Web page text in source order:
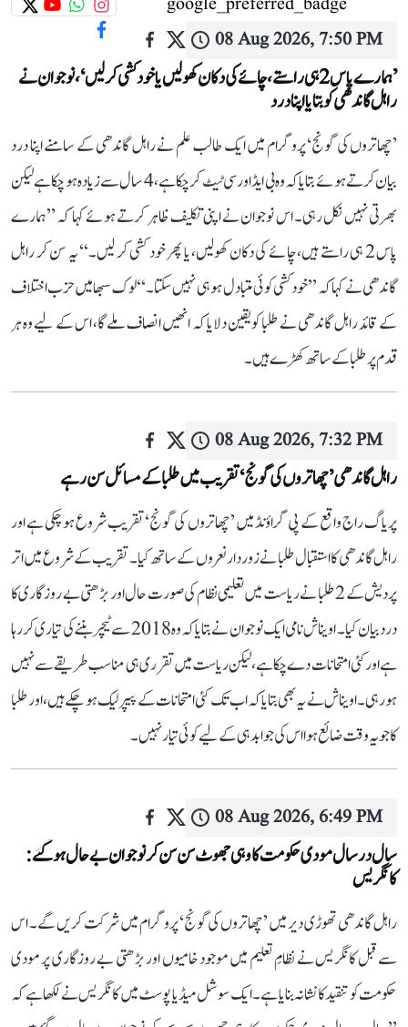
08 Aug 2026, 7:50 PM
’ہمارے پاس 2 ہی راستے، چائے کی دکان کھولیں یا خودکشی کر لیں‘، نوجوان نے
راہل گاندھی کو بتایا اپنا درد
’چھاتروں کی گونج‘ پروگرام میں ایک طالب علم نے راہل گاندھی کے سامنے اپنا درد
بیان کرتے ہوئے بتایا کہ وہ بی ایڈ اور سی ٹیٹ کر چکا ہے، 4 سال سے زیادہ ہو چکا ہے لیکن
بھرتی نہیں نکل رہی۔ اس نوجوان نے اپنی تکلیف ظاہر کرتے ہوئے کہا کہ ’’ہمارے
پاس 2 ہی راستے ہیں، چائے کی دکان کھولیں، یا پھر خود کشی کر لیں۔‘‘ یہ سن کر راہل
گاندھی نے کہا کہ ’’خودکشی کوئی متبادل ہو ہی نہیں سکتا۔‘‘ لوک سبھا میں حزب اختلاف
کے قائد راہل گاندھی نے طلبا کو یقین دلایا کہ انھیں انصاف ملے گا، اس کے لیے وہ ہر
قدم پر طلبا کے ساتھ کھڑے ہیں۔
08 Aug 2026, 7:32 PM
راہل گاندھی ’چھاتروں کی گونج‘ تقریب میں طلبا کے مسائل سن رہے
پریاگ راج واقع کے پی گراؤنڈ میں ’چھاتروں کی گونج‘ تقریب شروع ہو چکی ہے اور
راہل گاندھی کا استقبال طلبا نے زوردار نعروں کے ساتھ کیا۔ تقریب کے شروع میں اتر
پردیش کے 2 طلبا نے ریاست میں تعلیمی نظام کی صورت حال اور بڑھتی بے روزگاری کا
درد بیان کیا۔ اویناش نامی ایک نوجوان نے بتایا کہ وہ 2018 سے ٹیچر بننے کی تیاری کر رہا
ہے اور کئی امتحانات دے چکا ہے، لیکن ریاست میں تقرری ہی مناسب طریقے سے نہیں
ہو رہی۔ اویناش نے یہ بھی بتایا کہ اب تک کئی امتحانات کے پیپر لیک ہو چکے ہیں، اور طلبا
کا جو یہ وقت ضائع ہوا اس کی جوابدہی کے لیے کوئی تیار نہیں۔
08 Aug 2026, 6:49 PM
سال در سال مودی حکومت کا وہی جھوٹ سن سن کر نوجوان بے حال ہو گئے:
کانگریس
راہل گاندھی تھوڑی دیر میں ’چھاتروں کی گونج‘ پروگرام میں شرکت کریں گے۔ اس
سے قبل کانگریس نے نظامِ تعلیم میں موجود خامیوں اور بڑھتی بے روزگاری پر مودی
حکومت کو تنقید کا نشانہ بنایا ہے۔ ایک سوشل میڈیا پوسٹ میں کانگریس نے لکھا ہے کہ